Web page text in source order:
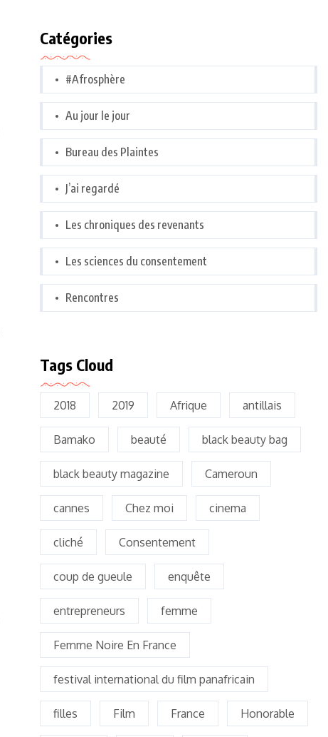
Catégories
#Afrosphère
Au jour le jour
Bureau des Plaintes
J’ai regardé
Les chroniques des revenants
Les sciences du consentement
Rencontres
Tags Cloud
2018 2019 Afrique antillais
Bamako beauté black beauty bag
black beauty magazine Cameroun
cannes Chez moi cinema
cliché Consentement
coup de gueule enquête
entrepreneurs femme
Femme Noire En France
festival international du film panafricain
filles Film France Honorable